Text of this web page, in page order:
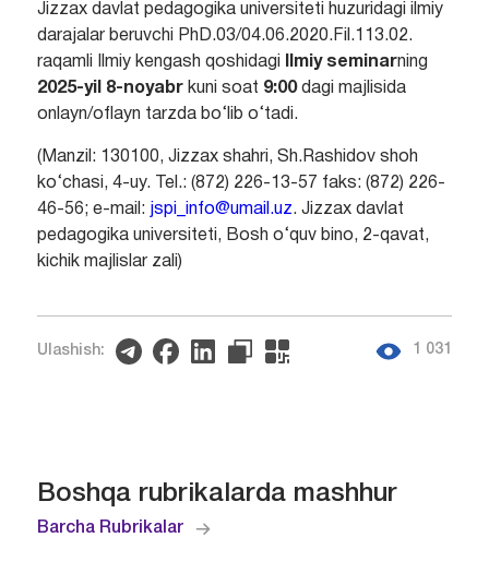
Jizzax davlat pedagogika universiteti huzuridagi ilmiy
darajalar beruvchi PhD.03/04.06.2020.Fil.113.02.
raqamli Ilmiy kengash qoshidagi
Ilmiy seminarning
2025-yil 8-noyabrkuni soat 9:00dagi majlisida
onlayn/oflayn tarzda bo‘lib o‘tadi.
(Manzil: 130100, Jizzax shahri, Sh.Rashidov shoh
ko‘chasi, 4-uy. Tel.: (872) 226-13-57 faks: (872) 226-
46-56; e-mail: jspi_info@umail.uz. Jizzax davlat
pedagogika universiteti, Bosh o‘quv bino, 2-qavat,
kichik majlislar zali)
Ulashish: 1 031
Boshqa rubrikalarda mashhur
Barcha Rubrikalar